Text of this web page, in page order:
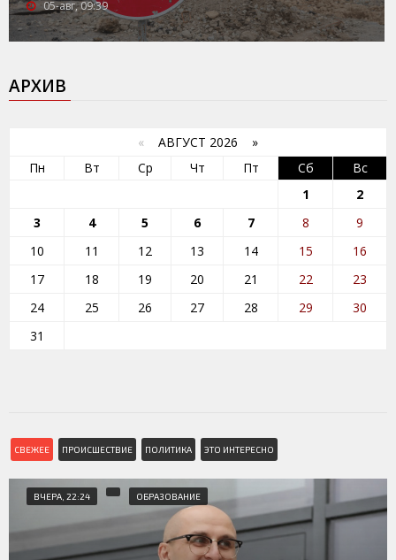
05-авг, 09:39
АРХИВ
« АВГУСТ 2026 »
Пн
Вт Ср Чт Пт Сб
Вс
1
2
3
4 5 6 7 8
9
10
11 12 13 14 15
16
17
18 19 20 21 22
23
24
25 26 27 28 29
30
31
СВЕЖЕЕ ПРОИСШЕСТВИЕ ПОЛИТИКА ЭТО ИНТЕРЕСНО
ВЧЕРА, 22:24 ОБРАЗОВАНИЕ